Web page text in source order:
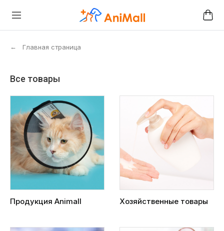
← Главная страница
Все товары
Продукция Animall Хозяйственные товары